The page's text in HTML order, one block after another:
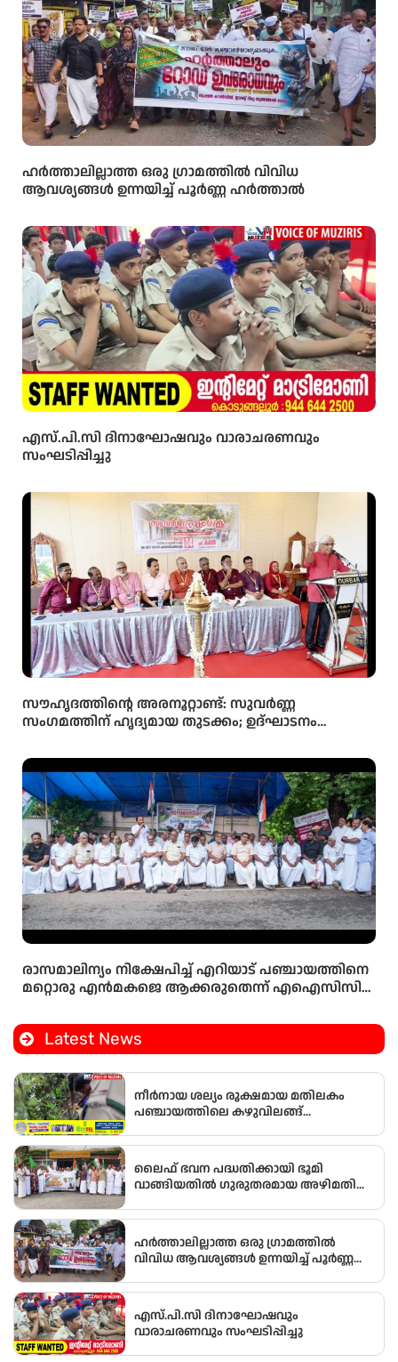
ഹർത്താലില്ലാത്ത ഒരു ഗ്രാമത്തിൽ വിവിധ
ആവശ്യങ്ങൾ ഉന്നയിച്ച് പൂർണ്ണ ഹർത്താൽ
എസ്.പി.സി ദിനാഘോഷവും വാരാചരണവും
സംഘടിപ്പിച്ചു
സൗഹൃദത്തിന്റെ അരനൂറ്റാണ്ട്: സുവർണ്ണ
സംഗമത്തിന് ഹൃദ്യമായ തുടക്കം; ഉദ്ഘാടനം
രാസമാലിന്യം നിക്ഷേപിച്ച് എറിയാട് പഞ്ചായത്തിനെ
മറ്റൊരു എൻമകജെ ആക്കരുതെന്ന് എഐസിസി
Latest News
നീർനായ ശല്യം രൂക്ഷമായ മതിലകം
പഞ്ചായത്തിലെ കഴുവിലങ്ങ്
ആശ്വാസമായി വനംവകുപ്പ് കുളങ്ങളിൽ
കൂടുകൾ സ്ഥാപിച്ചു.
ലൈഫ് ഭവന പദ്ധതിക്കായി ഭൂമി
വാങ്ങിയതിൽ ഗുരുതരമായ അഴിമതി
അന്വേഷണം ആവശ്യപ്പെട്ട് യു.ഡി.എഫ്
പഞ്ചായത്ത് ഓഫീസിലേക്ക് പ്രതിഷേധ
മാർച്ച് നടത്തി
ഹർത്താലില്ലാത്ത ഒരു ഗ്രാമത്തിൽ
വിവിധ ആവശ്യങ്ങൾ ഉന്നയിച്ച് പൂർണ്ണ
എസ്.പി.സി ദിനാഘോഷവും
വാരാചരണവും സംഘടിപ്പിച്ചു